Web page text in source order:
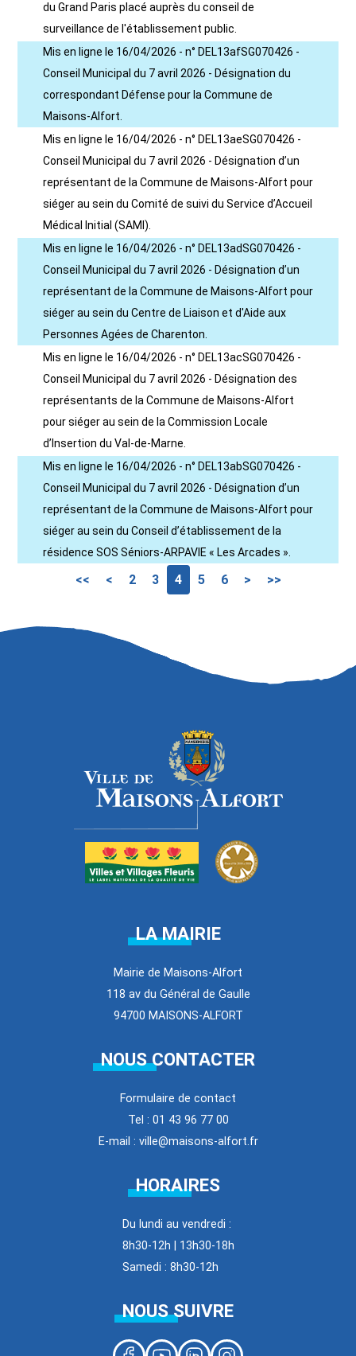
du Grand Paris placé auprès du conseil de
surveillance de l'établissement public.
Mis en ligne le 16/04/2026 - n° DEL13afSG070426 -
Conseil Municipal du 7 avril 2026 - Désignation du
correspondant Défense pour la Commune de
Maisons-Alfort.
Mis en ligne le 16/04/2026 - n° DEL13aeSG070426 -
Conseil Municipal du 7 avril 2026 - Désignation d’un
représentant de la Commune de Maisons-Alfort pour
siéger au sein du Comité de suivi du Service d’Accueil
Médical Initial (SAMI).
Mis en ligne le 16/04/2026 - n° DEL13adSG070426 -
Conseil Municipal du 7 avril 2026 - Désignation d’un
représentant de la Commune de Maisons-Alfort pour
siéger au sein du Centre de Liaison et d'Aide aux
Personnes Agées de Charenton.
Mis en ligne le 16/04/2026 - n° DEL13acSG070426 -
Conseil Municipal du 7 avril 2026 - Désignation des
représentants de la Commune de Maisons-Alfort
pour siéger au sein de la Commission Locale
d’Insertion du Val-de-Marne.
Mis en ligne le 16/04/2026 - n° DEL13abSG070426 -
Conseil Municipal du 7 avril 2026 - Désignation d’un
représentant de la Commune de Maisons-Alfort pour
siéger au sein du Conseil d’établissement de la
résidence SOS Séniors-ARPAVIE « Les Arcades ».
<< < 2 3 4 5 6 > >>
LA MAIRIE
Mairie de Maisons-Alfort
118 av du Général de Gaulle
94700 MAISONS-ALFORT
NOUS CONTACTER
Formulaire de contact
Tel : 01 43 96 77 00
E-mail : ville@maisons-alfort.fr
HORAIRES
Du lundi au vendredi :
8h30-12h | 13h30-18h
Samedi : 8h30-12h
NOUS SUIVRE